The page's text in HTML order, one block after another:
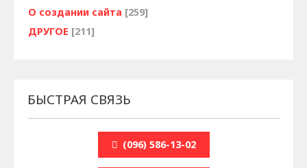
О создании сайта [259]
ДРУГОЕ [211]
БЫСТРАЯ СВЯЗЬ
(096) 586-13-02